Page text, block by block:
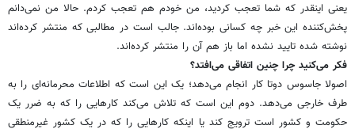
یعنی اینقدر که شما تعجب کردید، من خودم هم تعجب کردم. حالا من نمی‌دانم
پخش‌کننده این خبر چه کسانی بوده‌اند. جالب است در مطالبی که منتشر کرده‌اند
نوشته شده تایید نشده اما باز هم آن را منتشر کرده‌اند.
فکر می‌کنید چرا چنین اتفاقی می‌افتد؟
اصولا جاسوس دوتا کار انجام می‌دهد؛ یک این است که اطلاعات محرمانه‌ای را به
طرف خارجی می‌دهد. دوم این است که تلاش می‌کند کارهایی را که به ضرر یک
حکومت و کشور است ترویج کند یا اینکه کارهایی را که در یک کشور غیرمنطقی